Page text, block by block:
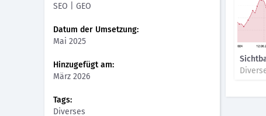
SEO | GEO
Datum der Umsetzung:
Mai 2025
Hinzugefügt am:
März 2026
Tags:
Diverses